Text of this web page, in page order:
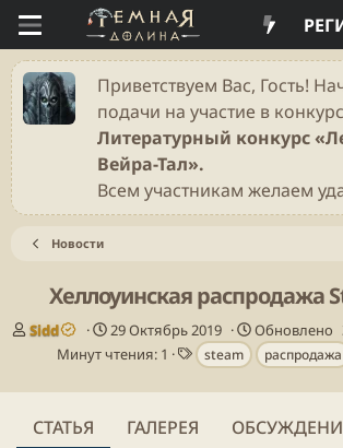
Приветствуем Вас, Гость!
подачи на участие в
Литературный конкурс
Вейра-Тал».
Всем участникам желаем
Новости
Хеллоуинская распродажа
А
о
Sidd
Д
а
а
29 Октябрь 2019 Обновлено
В
е
я
Минут чтения: 1
Т
е
г
steam распродажа
СТАТЬЯ ГАЛЕРЕЯ